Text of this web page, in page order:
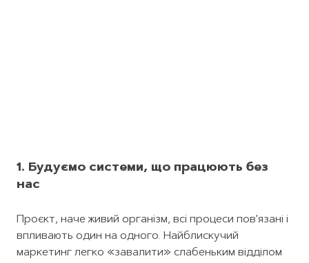
1. Будуємо системи, що працюють без
нас
Проєкт, наче живий організм, всі процеси пов'язані і
впливають один на одного. Найблискучий
маркетинг легко «завалити» слабеньким відділом